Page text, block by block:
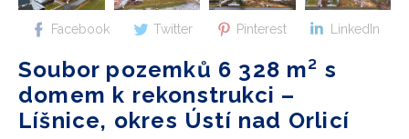
Facebook Twitter Pinterest LinkedIn
Soubor pozemků 6 328 m² s
domem k rekonstrukci –
Líšnice, okres Ústí nad Orlicí